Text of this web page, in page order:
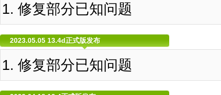
修复部分已知问题
2023.05.05 13.4d正式版发布
修复部分已知问题